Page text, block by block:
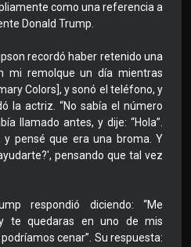
como una referencia a
Donald Trump.
recordó haber retenido una
mi remolque un día mientras
Colors], y sonó el teléfono, y
la actriz. “No sabía el número
llamado antes, y dije: “Hola”.
y pensé que era una broma. Y
pensando que tal vez
respondió diciendo: “Me
te quedaras en uno de mis
cenar”. Su respuesta: